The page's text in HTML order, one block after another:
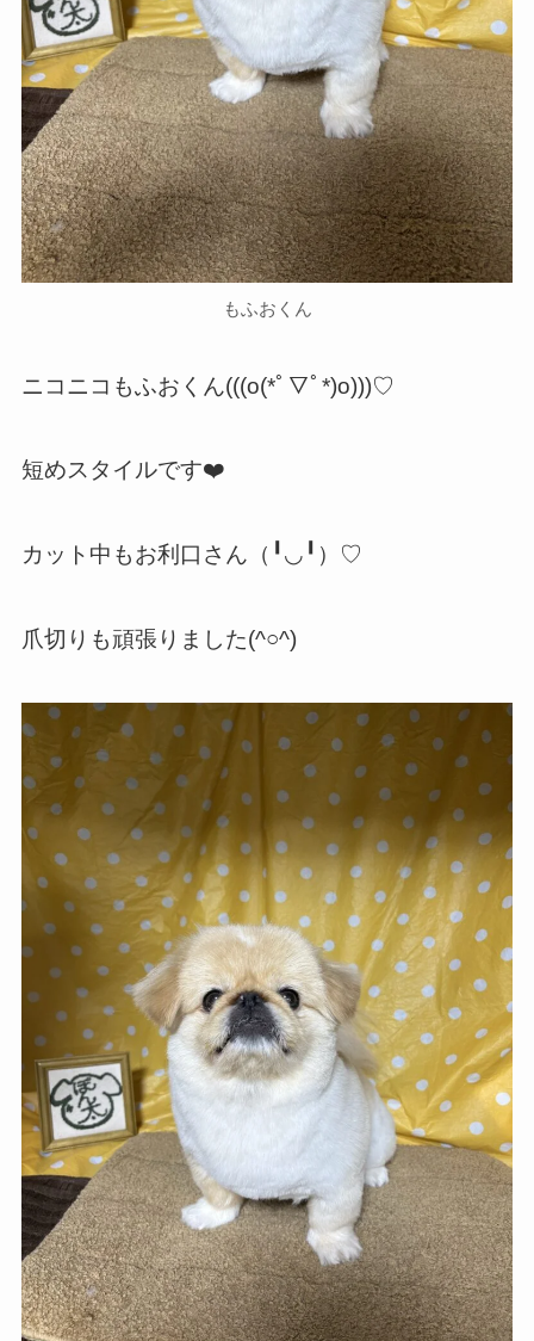
もふおくん
ニコニコもふおくん(((o(*ﾟ▽ﾟ*)o)))♡
短めスタイルです❤️
カット中もお利口さん（╹◡╹）♡
爪切りも頑張りました(^○^)